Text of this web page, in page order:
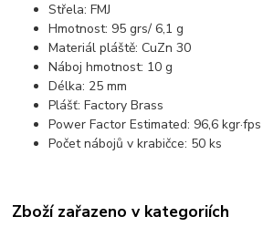
Střela: FMJ
Hmotnost: 95 grs/ 6,1 g
Materiál pláště: CuZn 30
Náboj hmotnost: 10 g
Délka: 25 mm
Plášť: Factory Brass
Power Factor Estimated: 96,6 kgr·fps
Počet nábojů v krabičce: 50 ks
Zboží zařazeno v kategoriích